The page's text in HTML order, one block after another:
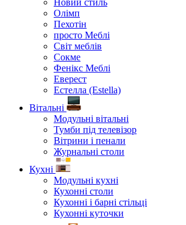
Новий стиль
Олімп
Пехотін
просто Меблі
Світ меблів
Сокме
Фенікс Меблі
Еверест
Естелла (Estella)
Вітальні
Модульні вітальні
Тумби під телевізор
Вітрини і пенали
Журнальні столи
Кухні
Модульні кухні
Кухонні столи
Кухонні і барні стільці
Кухонні куточки